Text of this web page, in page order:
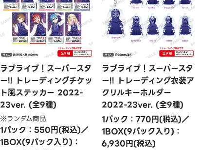
ラブライブ！スーパースタ
ー!! トレーディングチケッ
ト風ステッカー 2022-
23ver. (全9種)
※ランダム商品
1パック：550円(税込)／
1BOX(9パック入り)：
ラブライブ！スーパースタ
ー!! トレーディング衣装ア
クリルキーホルダー
2022-23ver. (全9種)
1パック：770円(税込)／
1BOX(9パック入り)：
6,930円(税込)